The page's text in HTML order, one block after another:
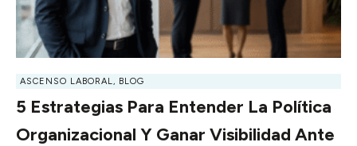
ASCENSO LABORAL, BLOG
5 Estrategias Para Entender La Política
Organizacional Y Ganar Visibilidad Ante